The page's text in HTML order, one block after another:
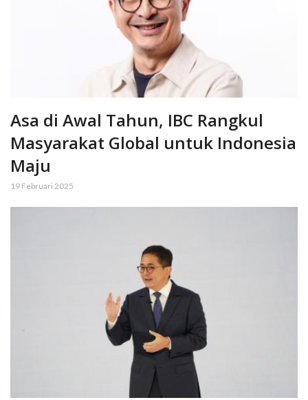
Asa di Awal Tahun, IBC Rangkul
Masyarakat Global untuk Indonesia
Maju
19 Februari 2025